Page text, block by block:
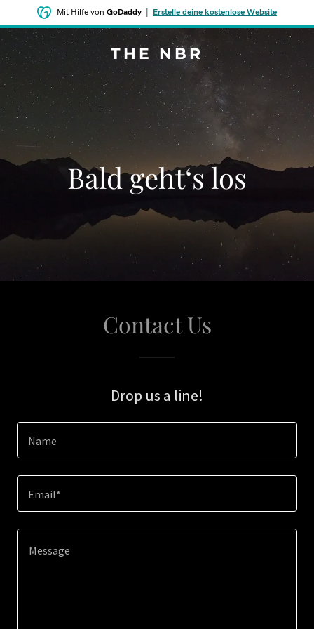
Mit Hilfe von GoDaddy Erstelle deine kostenlose Website
THE NBR
Bald geht‘s los
Contact Us
Drop us a line!
Name
Email*